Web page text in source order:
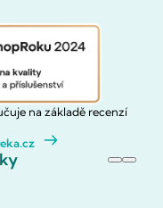
na základě recenzí